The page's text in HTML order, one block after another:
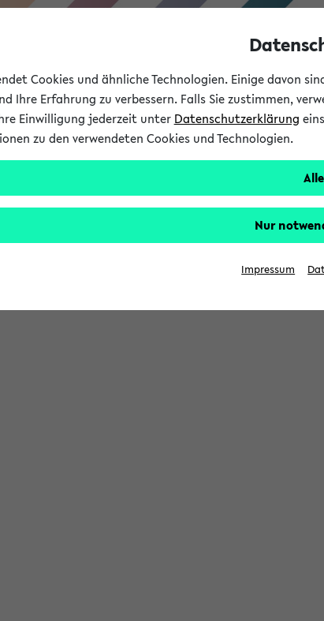
Forschung Studium
Sie möchten auf eine eKVV Funktion zugreifen, die
Cookies und ähnliche Technologien. Einige davon
Ihre Erfahrung zu verbessern. Falls Sie zustimmen,
Einwilligung jederzeit unter Datenschutzerklärung
zu den verwendeten Cookies und Technologien.
Nur
Impressum